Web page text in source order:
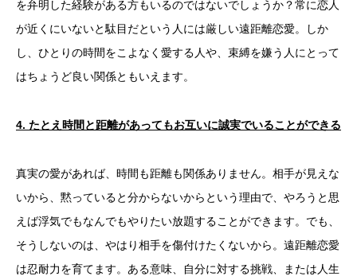
を弁明した経験がある方もいるのではないでしょうか？常に恋人
が近くにいないと駄目だという人には厳しい遠距離恋愛。しか
し、ひとりの時間をこよなく愛する人や、束縛を嫌う人にとって
はちょうど良い関係ともいえます。
4. たとえ時間と距離があってもお互いに誠実でいることができる
真実の愛があれば、時間も距離も関係ありません。相手が見えな
いから、黙っていると分からないからという理由で、やろうと思
えば浮気でもなんでもやりたい放題することができます。でも、
そうしないのは、やはり相手を傷付けたくないから。遠距離恋愛
は忍耐力を育てます。ある意味、自分に対する挑戦、または人生